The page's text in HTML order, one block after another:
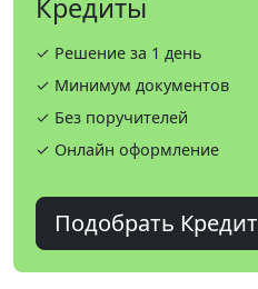
Кредиты
✓ Решение за 1 день
✓ Минимум документов
✓ Без поручителей
✓ Онлайн оформление
Подобрать Кредит